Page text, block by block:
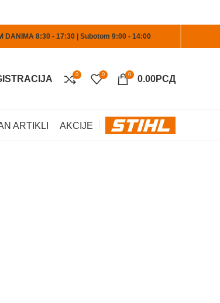
DANIMA 8:30 - 17:30 | Subotom 9:00 - 14:00
0 0 0 0.00РСД
ARTIKLI AKCIJE